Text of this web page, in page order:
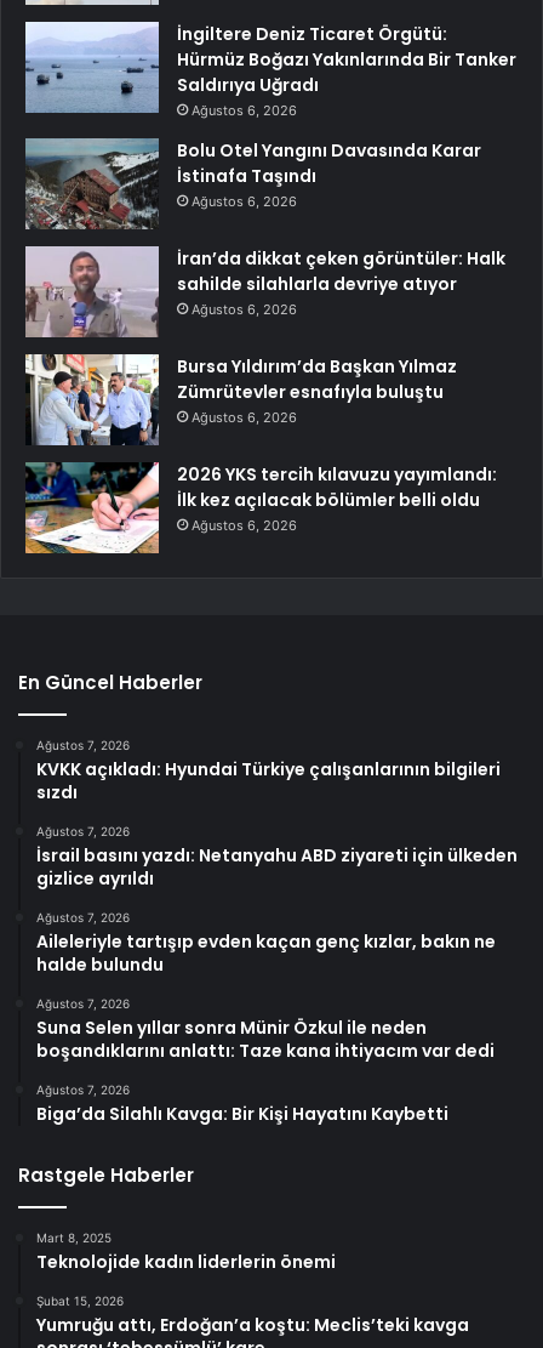
İngiltere Deniz Ticaret Örgütü:
Hürmüz Boğazı Yakınlarında Bir Tanker
Saldırıya Uğradı
Ağustos 6, 2026
Bolu Otel Yangını Davasında Karar
İstinafa Taşındı
Ağustos 6, 2026
İran’da dikkat çeken görüntüler: Halk
sahilde silahlarla devriye atıyor
Ağustos 6, 2026
Bursa Yıldırım’da Başkan Yılmaz
Zümrütevler esnafıyla buluştu
Ağustos 6, 2026
2026 YKS tercih kılavuzu yayımlandı:
İlk kez açılacak bölümler belli oldu
Ağustos 6, 2026
En Güncel Haberler
Ağustos 7, 2026
KVKK açıkladı: Hyundai Türkiye çalışanlarının bilgileri
sızdı
Ağustos 7, 2026
İsrail basını yazdı: Netanyahu ABD ziyareti için ülkeden
gizlice ayrıldı
Ağustos 7, 2026
Aileleriyle tartışıp evden kaçan genç kızlar, bakın ne
halde bulundu
Ağustos 7, 2026
Suna Selen yıllar sonra Münir Özkul ile neden
boşandıklarını anlattı: Taze kana ihtiyacım var dedi
Ağustos 7, 2026
Biga’da Silahlı Kavga: Bir Kişi Hayatını Kaybetti
Rastgele Haberler
Mart 8, 2025
Teknolojide kadın liderlerin önemi
Şubat 15, 2026
Yumruğu attı, Erdoğan’a koştu: Meclis’teki kavga